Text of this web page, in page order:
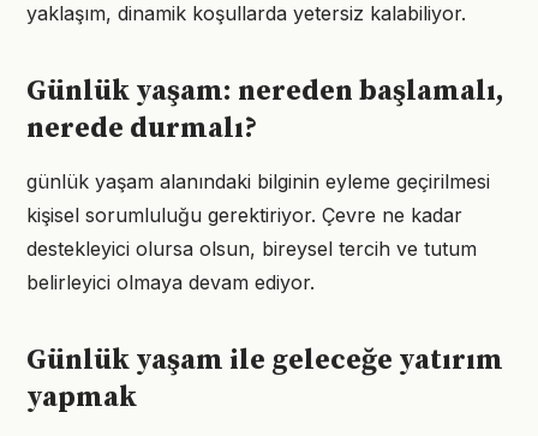
yaklaşım, dinamik koşullarda yetersiz kalabiliyor.
Günlük yaşam: nereden başlamalı,
nerede durmalı?
günlük yaşam alanındaki bilginin eyleme geçirilmesi
kişisel sorumluluğu gerektiriyor. Çevre ne kadar
destekleyici olursa olsun, bireysel tercih ve tutum
belirleyici olmaya devam ediyor.
Günlük yaşam ile geleceğe yatırım
yapmak